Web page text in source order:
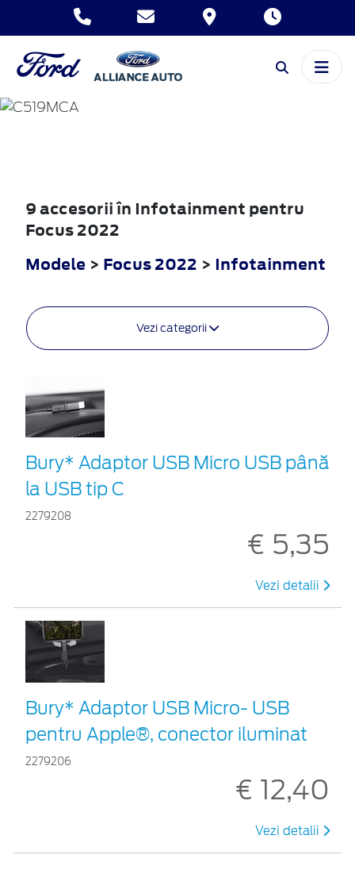
FOCUS
9 accesorii în Infotainment pentru
Focus 2022
Modele > Focus 2022 > Infotainment
Vezi categorii
Bury* Adaptor USB Micro USB până
la USB tip C
2279208
€ 5,35
Vezi detalii
Bury* Adaptor USB Micro- USB
pentru Apple®, conector iluminat
2279206
€ 12,40
Vezi detalii